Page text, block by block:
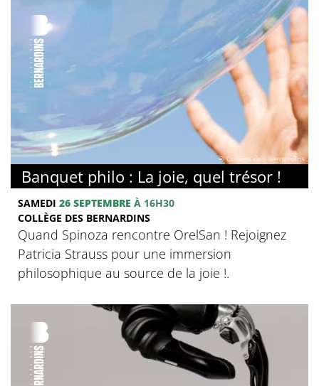
© Collège des Bernardins
Banquet philo : La joie, quel trésor !
SAMEDI 26 SEPTEMBRE À 16H30
COLLÈGE DES BERNARDINS
Quand Spinoza rencontre OrelSan ! Rejoignez
Patricia Strauss pour une immersion
philosophique au source de la joie !.